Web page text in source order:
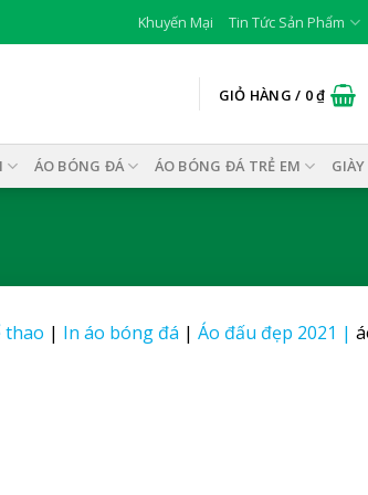
Khuyến Mại Tin Tức Sản Phẩm
GIỎ HÀNG / 0₫
ÁO BÓNG ĐÁ ÁO BÓNG ĐÁ TRẺ EM
thao | In áo bóng đá | Áo đấu đẹp 2021 |